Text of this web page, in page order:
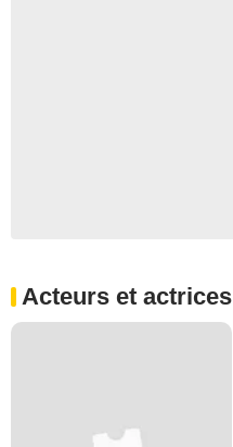
Acteurs et actrices